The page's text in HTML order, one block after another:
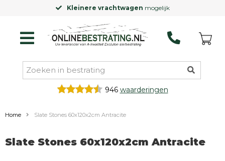
Kleinere vrachtwagen mogelijk
946 waarderingen
Home Slate Stones 60x120x2cm Antracite
Slate Stones 60x120x2cm Antracite